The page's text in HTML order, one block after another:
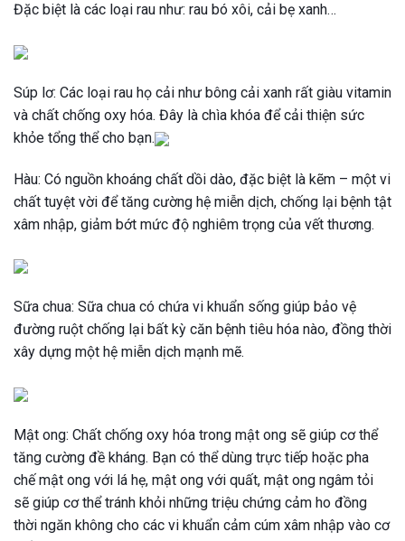
Đặc biệt là các loại rau như: rau bó xôi, cải bẹ xanh…
Súp lơ: Các loại rau họ cải như bông cải xanh rất giàu vitamin
và chất chống oxy hóa. Đây là chìa khóa để cải thiện sức
khỏe tổng thể cho bạn.
Hàu: Có nguồn khoáng chất dồi dào, đặc biệt là kẽm – một vi
chất tuyệt vời để tăng cường hệ miễn dịch, chống lại bệnh tật
xâm nhập, giảm bớt mức độ nghiêm trọng của vết thương.
Sữa chua: Sữa chua có chứa vi khuẩn sống giúp bảo vệ
đường ruột chống lại bất kỳ căn bệnh tiêu hóa nào, đồng thời
xây dựng một hệ miễn dịch mạnh mẽ.
Mật ong: Chất chống oxy hóa trong mật ong sẽ giúp cơ thể
tăng cường đề kháng. Bạn có thể dùng trực tiếp hoặc pha
chế mật ong với lá hẹ, mật ong với quất, mật ong ngâm tỏi
sẽ giúp cơ thể tránh khỏi những triệu chứng cảm ho đồng
thời ngăn không cho các vi khuẩn cảm cúm xâm nhập vào cơ